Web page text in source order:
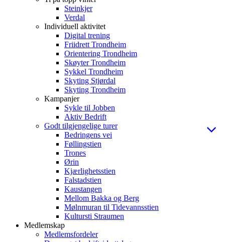
Steinkjer
Verdal
Individuell aktivitet
Digital trening
Friidrett Trondheim
Orientering Trondheim
Skøyter Trondheim
Sykkel Trondheim
Skyting Stjørdal
Skyting Trondheim
Kampanjer
Sykle til Jobben
Aktiv Bedrift
Godt tilgjengelige turer
Bedringens vei
Føllingstien
Trones
Ørin
Kjærlighetsstien
Falstadstien
Kaustangen
Mellom Bakka og Berg
Mølnmuran til Tidevannsstien
Kultursti Straumen
Medlemskap
Medlemsfordeler